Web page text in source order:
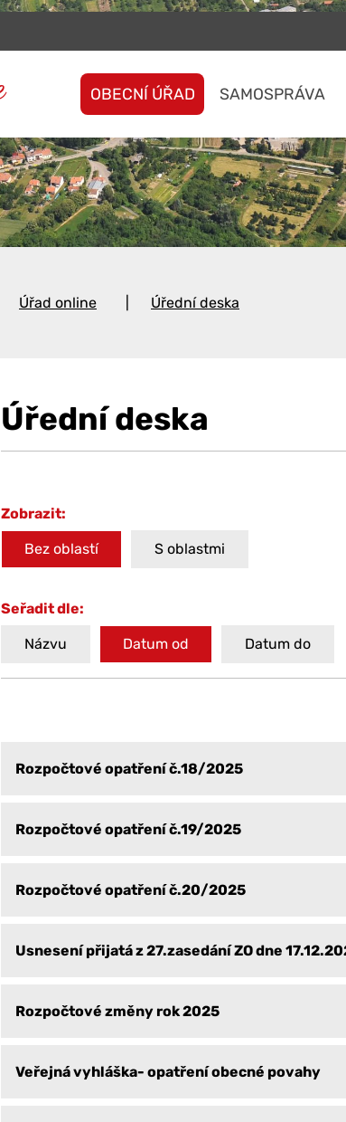
OBECNÍ ÚŘAD SAMOSPRÁVA
Úřad online Úřední deska
Úřední deska
Zobrazit:
Bez oblastí S oblastmi
Seřadit dle:
Názvu Datum od Datum do
Rozpočtové opatření č.18/2025
Rozpočtové opatření č.19/2025
Rozpočtové opatření č.20/2025
Usnesení přijatá z 27.zasedání ZO dne
Rozpočtové změny rok 2025
Veřejná vyhláška- opatření obecné povahy